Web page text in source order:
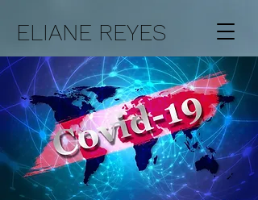
ELIANE REYES